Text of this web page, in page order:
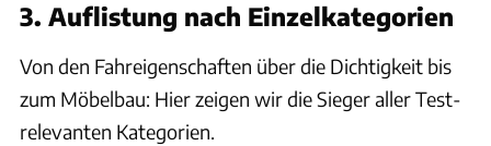
3. Auflistung nach Einzelkategorien
Von den Fahreigenschaften über die Dichtigkeit bis
zum Möbelbau: Hier zeigen wir die Sieger aller Test-
relevanten Kategorien.